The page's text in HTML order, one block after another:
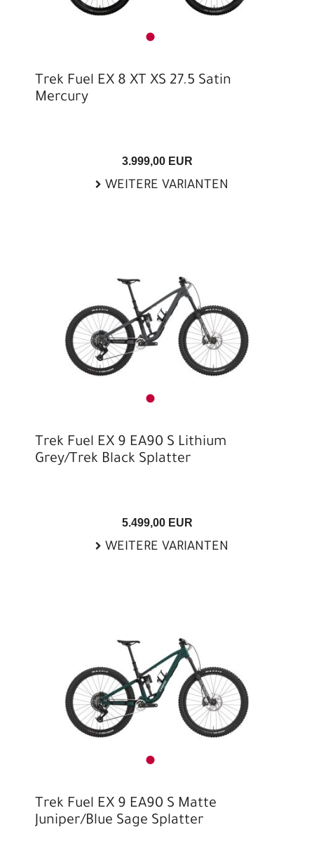
Trek Fuel EX 8 XT XS 27.5 Satin
Mercury
3.999,00 EUR
WEITERE VARIANTEN
Trek Fuel EX 9 EA90 S Lithium
Grey/Trek Black Splatter
5.499,00 EUR
WEITERE VARIANTEN
Trek Fuel EX 9 EA90 S Matte
Juniper/Blue Sage Splatter